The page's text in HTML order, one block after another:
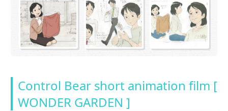
Control Bear short animation film [
WONDER GARDEN ]